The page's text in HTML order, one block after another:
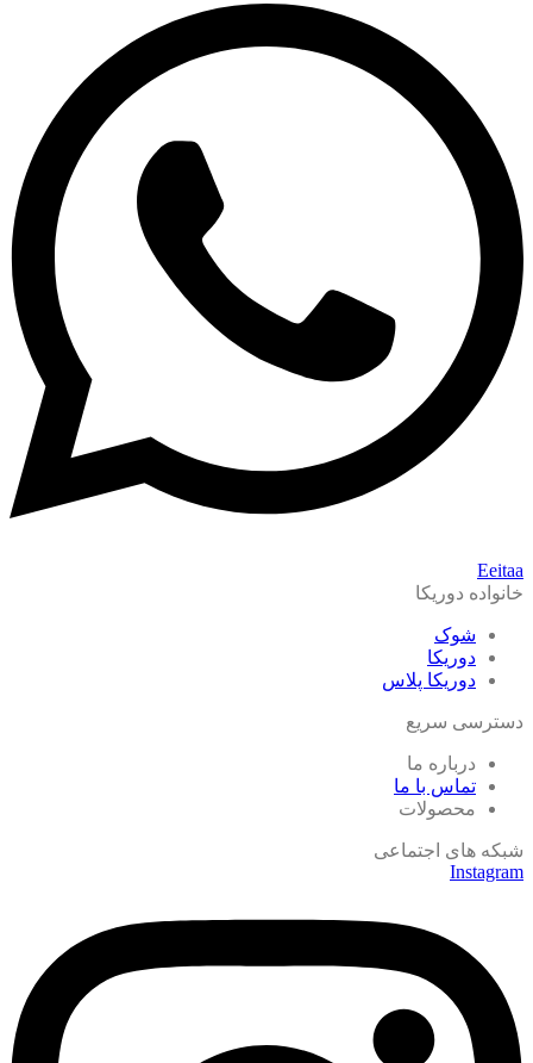
Eeitaa
خانواده دوریکا
شوک
دوریکا
دوریکا پلاس
دسترسی سریع
درباره ما
تماس با ما
محصولات
شبکه های اجتماعی
Instagram